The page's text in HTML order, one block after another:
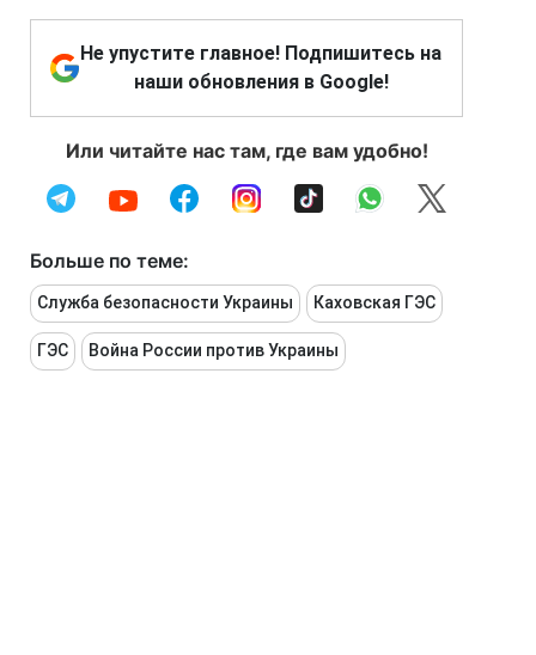
Не упустите главное! Подпишитесь на
наши обновления в Google!
Или читайте нас там, где вам удобно!
Больше по теме:
Служба безопасности Украины Каховская ГЭС
ГЭС Война России против Украины